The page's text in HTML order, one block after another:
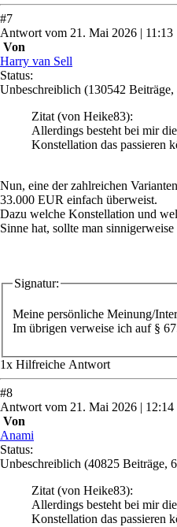
#7
Antwort vom 21. Mai 2026 | 11:13
Von
Harry van Sell
Status:
Unbeschreiblich (130542
Zitat (von Heike83):
Allerdings besteht bei mir
Konstellation das passieren
Nun, eine der zahlreichen
33.000 EUR einfach überweist.
Dazu welche Konstellation und
Sinne hat, sollte man
Signatur:
Meine persönliche Meinung/
Im übrigen verweise ich auf §
1x Hilfreiche Antwort
#8
Antwort vom 21. Mai 2026 | 12:14
Von
Anami
Status:
Unbeschreiblich (40825 Beiträge,
Zitat (von Heike83):
Allerdings besteht bei mir
Konstellation das passieren